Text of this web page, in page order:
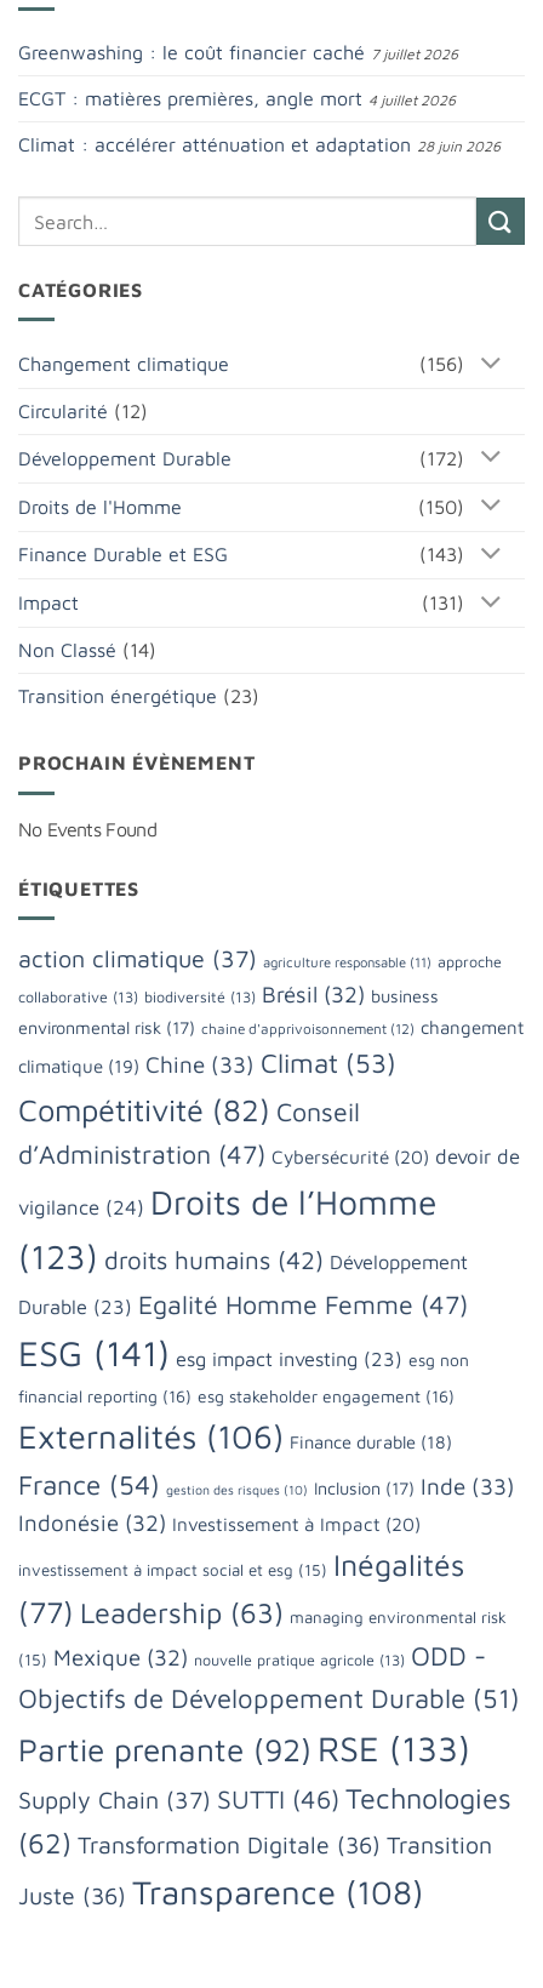
Greenwashing : le coût financier caché 7 juillet 2026
ECGT : matières premières, angle mort 4 juillet 2026
Climat : accélérer atténuation et adaptation 28 juin 2026
CATÉGORIES
Changement climatique (156)
Circularité (12)
Développement Durable (172)
Droits de l'Homme (150)
Finance Durable et ESG (143)
Impact (131)
Non Classé (14)
Transition énergétique (23)
PROCHAIN ÉVÈNEMENT
No Events Found
ÉTIQUETTES
action climatique (37) agriculture responsable (11) approche
collaborative (13) biodiversité (13) Brésil (32) business
environmental risk (17) chaine d'apprivoisonnement (12) changement
climatique (19) Chine (33) Climat (53)
Compétitivité (82) Conseil
d’Administration (47) Cybersécurité (20) devoir de
vigilance (24) Droits de l’Homme
(123) droits humains (42) Développement
Durable (23) Egalité Homme Femme (47)
ESG (141) esg impact investing (23) esg non
financial reporting (16) esg stakeholder engagement (16)
Externalités (106) Finance durable (18)
France (54) gestion des risques (10) Inclusion (17) Inde (33)
Indonésie (32) Investissement à Impact (20)
investissement à impact social et esg (15) Inégalités
(77) Leadership (63) managing environmental risk
(15) Mexique (32) nouvelle pratique agricole (13) ODD -
Objectifs de Développement Durable (51)
Partie prenante (92) RSE (133)
Supply Chain (37) SUTTI (46) Technologies
(62) Transformation Digitale (36) Transition
Juste (36) Transparence (108)